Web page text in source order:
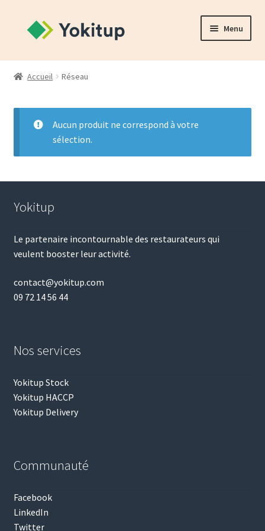
Aller
Aller
Menu
Accueil
Panier
Validation de la commande
Accueil Réseau
Aucun produit ne correspond à votre
sélection.
Yokitup
Le partenaire incontournable des restaurateurs qui
veulent booster leur activité.
contact@yokitup.com
09 72 14 56 44
Nos services
Yokitup Stock
Yokitup HACCP
Yokitup Delivery
Communauté
Facebook
LinkedIn
Twitter